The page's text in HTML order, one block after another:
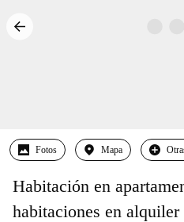
Fotos Mapa
Habitación en
habitaciones en